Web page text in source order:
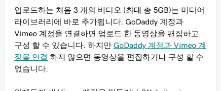
업로드하는 처음 3 개의 비디오 (최대 총 5GB)는 미디어
라이브러리에 바로 추가됩니다. GoDaddy 계정과
Vimeo 계정을 연결하면 업로드 한 동영상을 편집하고
구성 할 수 있습니다. 하지만 GoDaddy 계정과 Vimeo 계
정을 연결 하지 않으면 동영상을 편집하거나 구성 할 수
없습니다.